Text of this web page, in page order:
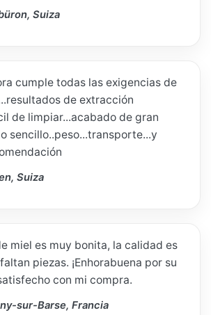
Suiza
cumple todas las exigencias de
de extracción
de limpiar...acabado de gran
sencillo..peso...transporte...y
Suiza
miel es muy bonita, la calidad es
piezas. ¡Enhorabuena por su
con mi compra.
sur-Barse, Francia